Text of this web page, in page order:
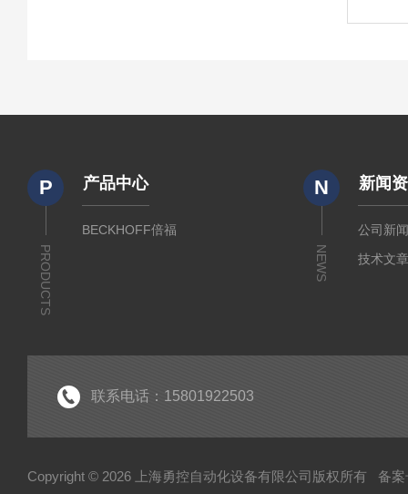
P
PRODUCTS
产品中心
BECKHOFF倍福
N
NEWS
新闻
公司新
技术文
联系电话：15801922503
Copyright © 2026 上海勇控自动化设备有限公司版权所有 备案